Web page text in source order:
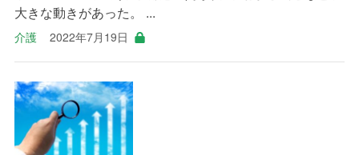
大きな動きがあった。 ...
介護 2022年7月19日